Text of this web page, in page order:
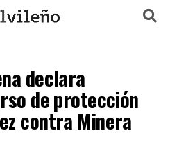
declara
de protección
contra Minera